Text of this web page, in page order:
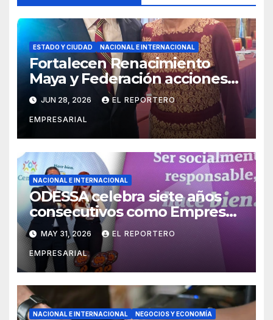
ESTADO Y CIUDAD NACIONAL E INTERNACIONAL
Fortalecen Renacimiento
Maya y Federación acciones
para consolidar un sistema de
salud digno para las familias
yucatecas
JUN 28, 2026 EL REPORTERO
EMPRESARIAL
NACIONAL E INTERNACIONAL
ODESSA celebra siete años
consecutivos como Empresa
Socialmente Responsable
MAY 31, 2026 EL REPORTERO
EMPRESARIAL
NACIONAL E INTERNACIONAL NEGOCIOS Y ECONOMÍA